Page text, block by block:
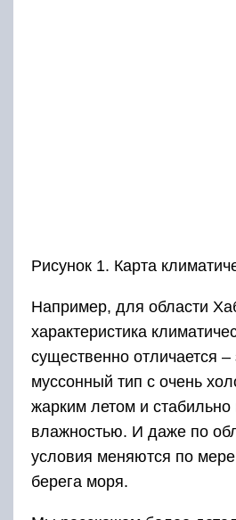
Рисунок 1. Карта
Например, для области
характеристика
существенно отличается –
муссонный тип с очень
жарким летом и стабильно
влажностью. И даже по
условия меняются по
берега моря.